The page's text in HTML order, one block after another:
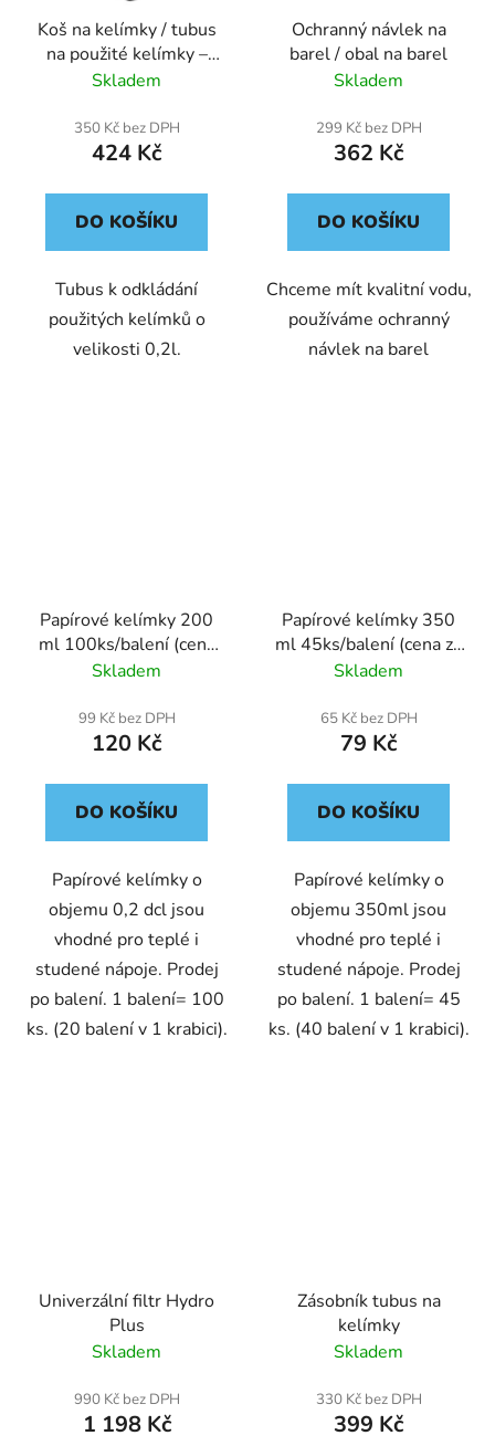
Koš na kelímky / tubus
na použité kelímky –
černý
Skladem
350 Kč bez DPH
424 Kč
DO KOŠÍKU
Tubus k odkládání
použitých kelímků o
velikosti 0,2l.
Ochranný návlek na
barel / obal na barel
Skladem
299 Kč bez DPH
362 Kč
DO KOŠÍKU
Chceme mít kvalitní vodu,
používáme ochranný
návlek na barel
Papírové kelímky 200
ml 100ks/balení (cena
za 100 ks)
Skladem
99 Kč bez DPH
120 Kč
DO KOŠÍKU
Papírové kelímky o
objemu 0,2 dcl jsou
vhodné pro teplé i
studené nápoje. Prodej
po balení. 1 balení= 100
ks. (20 balení v 1 krabici).
Papírové kelímky 350
ml 45ks/balení (cena za
45 ks)
Skladem
65 Kč bez DPH
79 Kč
DO KOŠÍKU
Papírové kelímky o
objemu 350ml jsou
vhodné pro teplé i
studené nápoje. Prodej
po balení. 1 balení= 45
ks. (40 balení v 1 krabici).
Univerzální filtr Hydro
Plus
Skladem
990 Kč bez DPH
1 198 Kč
Zásobník tubus na
kelímky
Skladem
330 Kč bez DPH
399 Kč